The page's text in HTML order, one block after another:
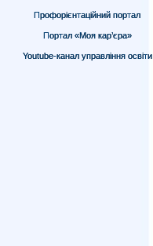
Профорієнтаційний портал
Портал «Моя кар’єра»
Youtube-канал управління освіти